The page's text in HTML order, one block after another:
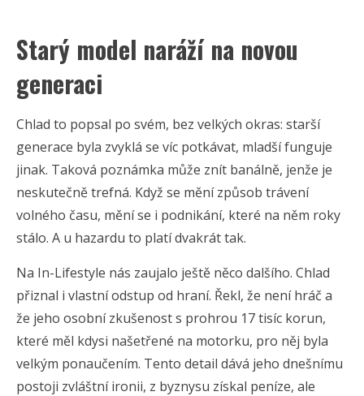
Starý model naráží na novou
generaci
Chlad to popsal po svém, bez velkých okras: starší
generace byla zvyklá se víc potkávat, mladší funguje
jinak. Taková poznámka může znít banálně, jenže je
neskutečně trefná. Když se mění způsob trávení
volného času, mění se i podnikání, které na něm roky
stálo. A u hazardu to platí dvakrát tak.
Na In-Lifestyle nás zaujalo ještě něco dalšího. Chlad
přiznal i vlastní odstup od hraní. Řekl, že není hráč a
že jeho osobní zkušenost s prohrou 17 tisíc korun,
které měl kdysi našetřené na motorku, pro něj byla
velkým ponaučením. Tento detail dává jeho dnešnímu
postoji zvláštní ironii, z byznysu získal peníze, ale